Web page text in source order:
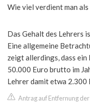
Wie viel verdient man als
Das Gehalt des Lehrers
Eine allgemeine
zeigt allerdings, dass
50.000 Euro brutto im
Lehrer damit etwa
Antrag auf Entfernung